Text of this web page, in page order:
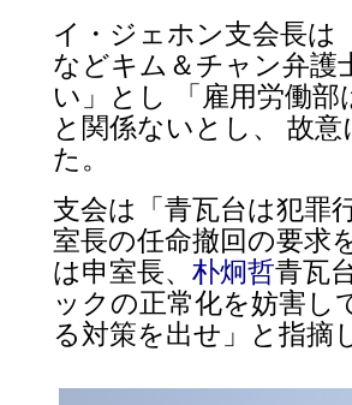
イ・ジェホン支会長は
などキム＆チャン弁護
い」とし 「雇用労働
と関係ないとし、 故
た。
支会は「青瓦台は犯罪
室長の任命撤回の要求
は申室長、朴炯哲青瓦
ックの正常化を妨害し
る対策を出せ」と指摘